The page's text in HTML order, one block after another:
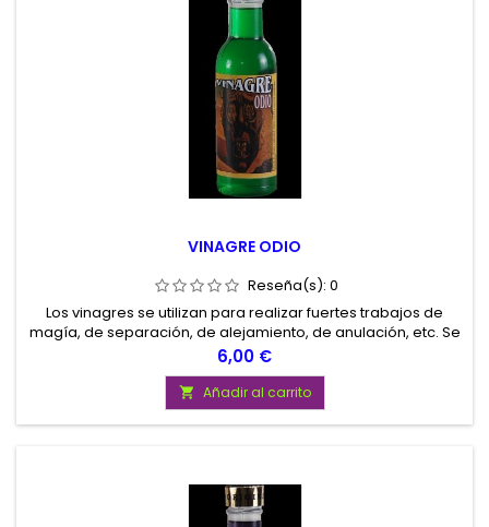
VINAGRE ODIO
Reseña(s): 0
Los vinagres se utilizan para realizar fuertes trabajos de
magía, de separación, de alejamiento, de anulación, etc. Se
utilizan untándolos en velas, lavando suelos, etc.
Precio
6,00 €
 Añadir al carrito